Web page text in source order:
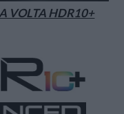
VOLTA HDR10+